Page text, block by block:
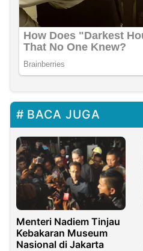
BACA JUGA
Menteri Nadiem Tinjau
Kebakaran Museum
Nasional di Jakarta